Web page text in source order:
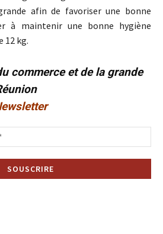
afin de favoriser une bonne
à maintenir une bonne hygiène
12 kg.
commerce et de la grande